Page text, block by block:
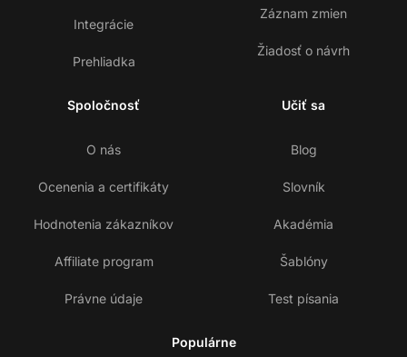
Integrácie
Prehliadka
Záznam zmien
Žiadosť o návrh
Spoločnosť
O nás
Ocenenia a certifikáty
Hodnotenia zákazníkov
Affiliate program
Právne údaje
Učiť sa
Blog
Slovník
Akadémia
Šablóny
Test písania
Populárne